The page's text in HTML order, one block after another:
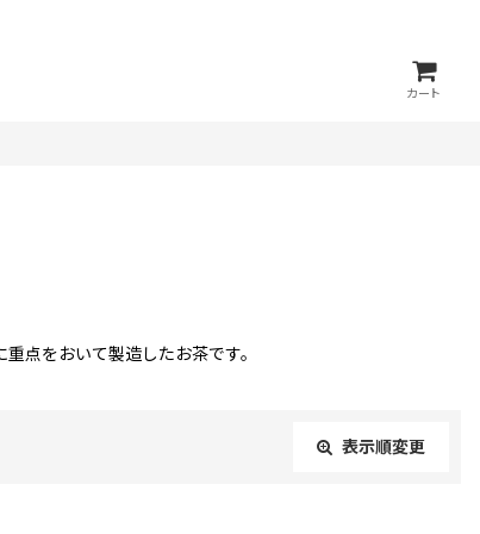
カート
点をおいて製造したお茶です。
表示順変更